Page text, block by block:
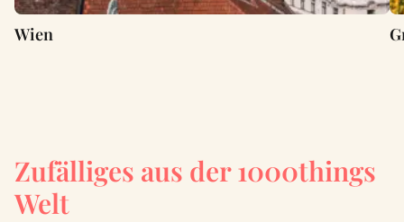
Wien
Zufälliges aus der 1000things
Welt